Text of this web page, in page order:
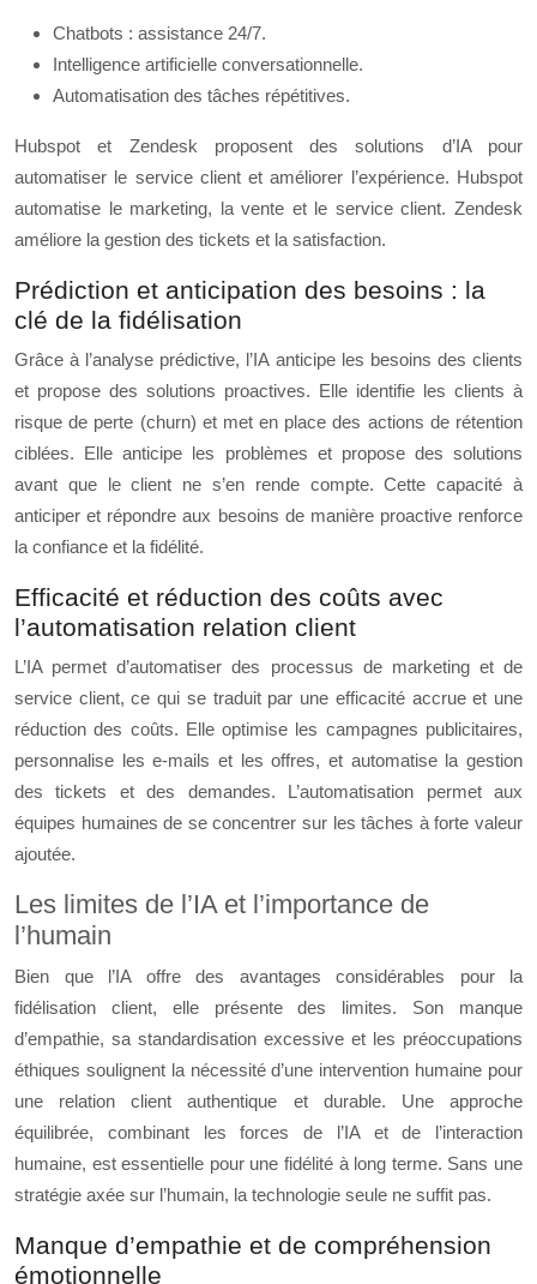
Chatbots : assistance 24/7.
Intelligence artificielle conversationnelle.
Automatisation des tâches répétitives.
Hubspot et Zendesk proposent des solutions d’IA pour
automatiser le service client et améliorer l’expérience. Hubspot
automatise le marketing, la vente et le service client. Zendesk
améliore la gestion des tickets et la satisfaction.
Prédiction et anticipation des besoins : la
clé de la fidélisation
Grâce à l’analyse prédictive, l’IA anticipe les besoins des clients
et propose des solutions proactives. Elle identifie les clients à
risque de perte (churn) et met en place des actions de rétention
ciblées. Elle anticipe les problèmes et propose des solutions
avant que le client ne s’en rende compte. Cette capacité à
anticiper et répondre aux besoins de manière proactive renforce
la confiance et la fidélité.
Efficacité et réduction des coûts avec
l’automatisation relation client
L’IA permet d’automatiser des processus de marketing et de
service client, ce qui se traduit par une efficacité accrue et une
réduction des coûts. Elle optimise les campagnes publicitaires,
personnalise les e-mails et les offres, et automatise la gestion
des tickets et des demandes. L’automatisation permet aux
équipes humaines de se concentrer sur les tâches à forte valeur
ajoutée.
Les limites de l’IA et l’importance de
l’humain
Bien que l’IA offre des avantages considérables pour la
fidélisation client, elle présente des limites. Son manque
d’empathie, sa standardisation excessive et les préoccupations
éthiques soulignent la nécessité d’une intervention humaine pour
une relation client authentique et durable. Une approche
équilibrée, combinant les forces de l’IA et de l’interaction
humaine, est essentielle pour une fidélité à long terme. Sans une
stratégie axée sur l’humain, la technologie seule ne suffit pas.
Manque d’empathie et de compréhension
émotionnelle